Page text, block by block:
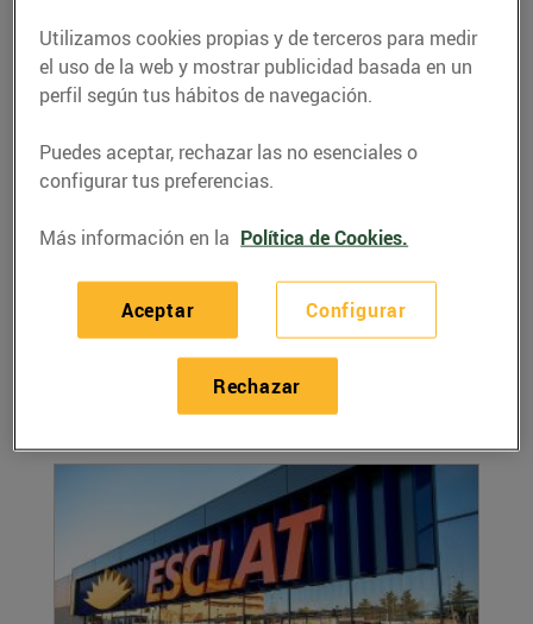
Els clients de Bonpreu i Esclat donen més
de 55.000€ a l’associació AFANOC
05/marzo/2020
Durant el mes de febrer els clients de Bonpreu i
Utilizamos cookies propias y de terceros para medir
el uso de la web y mostrar publicidad basada en un
perfil según tus hábitos de navegación.
Puedes aceptar, rechazar las no esenciales o
configurar tus preferencias.
Más información en la Política de Cookies.
Configurar
Rechazar
Aceptar